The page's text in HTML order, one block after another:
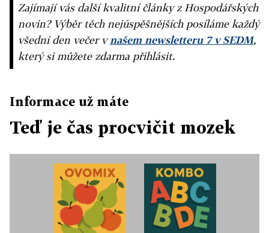
Zajímají vás další kvalitní články z Hospodářských
novin? Výběr těch nejúspěšnějších posíláme každý
všední den večer vnašem newsletteru 7 v SEDM,
který si můžete zdarma přihlásit.
Informace už máte
Teď je čas procvičit mozek